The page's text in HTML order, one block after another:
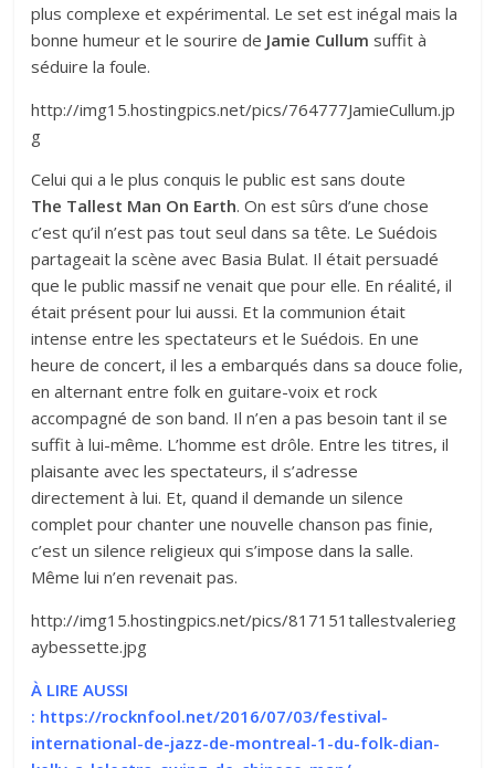
plus complexe et expérimental. Le set est inégal mais la
bonne humeur et le sourire de Jamie Cullum suffit à
séduire la foule.
http://img15.hostingpics.net/pics/764777JamieCullum.jp
g
Celui qui a le plus conquis le public est sans doute
The Tallest Man On Earth. On est sûrs d’une chose
c’est qu’il n’est pas tout seul dans sa tête. Le Suédois
partageait la scène avec Basia Bulat. Il était persuadé
que le public massif ne venait que pour elle. En réalité, il
était présent pour lui aussi. Et la communion était
intense entre les spectateurs et le Suédois. En une
heure de concert, il les a embarqués dans sa douce folie,
en alternant entre folk en guitare-voix et rock
accompagné de son band. Il n’en a pas besoin tant il se
suffit à lui-même. L’homme est drôle. Entre les titres, il
plaisante avec les spectateurs, il s’adresse
directement à lui. Et, quand il demande un silence
complet pour chanter une nouvelle chanson pas finie,
c’est un silence religieux qui s’impose dans la salle.
Même lui n’en revenait pas.
http://img15.hostingpics.net/pics/817151tallestvalerieg
aybessette.jpg
À LIRE AUSSI
: https://rocknfool.net/2016/07/03/festival-
international-de-jazz-de-montreal-1-du-folk-dian-